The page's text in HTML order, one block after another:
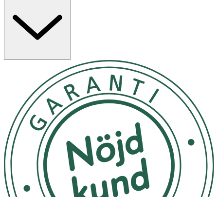
- Mirakeldockan går att handtvätta.
- Plocka ur Mirakeldockans veteinnerpåse och värm
enbart innerpåsen.
- Återfukta Mirakeldockans veteinnerpåse ofta med ett
glas vatten i micron vid uppvärmning eller fukta lite lätt
med vatten från en sprayflaska före uppvärmning.
- Micro: 1 min, 600W (vid högre effekt minska tiden).
- Ugn: Placeras i ren ugnsfast form i 100°C 10 min. Håller
värmen 30 min.
Kyla